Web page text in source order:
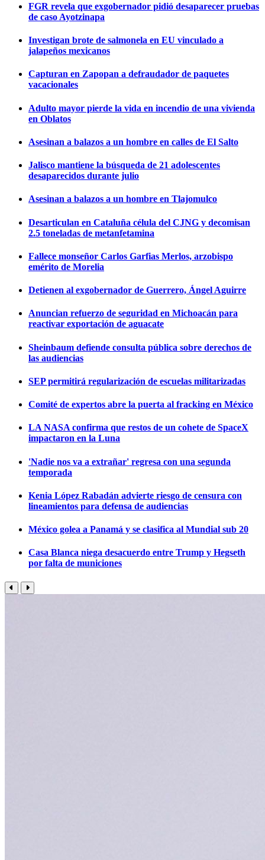
FGR revela que exgobernador pidió desaparecer pruebas
de caso Ayotzinapa
Investigan brote de salmonela en EU vinculado a
jalapeños mexicanos
Capturan en Zapopan a defraudador de paquetes
vacacionales
Adulto mayor pierde la vida en incendio de una vivienda
en Oblatos
Asesinan a balazos a un hombre en calles de El Salto
Jalisco mantiene la búsqueda de 21 adolescentes
desaparecidos durante julio
Asesinan a balazos a un hombre en Tlajomulco
Desarticulan en Cataluña célula del CJNG y decomisan
2.5 toneladas de metanfetamina
Fallece monseñor Carlos Garfias Merlos, arzobispo
emérito de Morelia
Detienen al exgobernador de Guerrero, Ángel Aguirre
Anuncian refuerzo de seguridad en Michoacán para
reactivar exportación de aguacate
Sheinbaum defiende consulta pública sobre derechos de
las audiencias
SEP permitirá regularización de escuelas militarizadas
Comité de expertos abre la puerta al fracking en México
LA NASA confirma que restos de un cohete de SpaceX
impactaron en la Luna
'Nadie nos va a extrañar' regresa con una segunda
temporada
Kenia López Rabadán advierte riesgo de censura con
lineamientos para defensa de audiencias
México golea a Panamá y se clasifica al Mundial sub 20
Casa Blanca niega desacuerdo entre Trump y Hegseth
por falta de municiones